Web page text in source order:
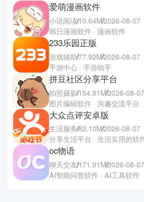
爱萌漫画软件
小说阅读10.64M2026-08-07
韩日漫画软件 · 漫画软件
233乐园正版
游戏辅助77.92M2026-08-07
手游中心 · 手游助手
拼豆社区分享平台
拍照摄影154.91M2026-08-07
图片编辑软件 · 兴趣交流平台
大众点评安卓版
生活服务82.10M2026-08-07
分享生活平台 · 生活实用的软
oc物语
聊天交友171.91M2026-08-07
AI智能问答软件 · AI工具软件